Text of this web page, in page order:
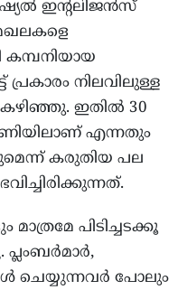
ഇൻ്റലിജൻസ്
കമ്പനിയായ
പ്രകാരം നിലവിലുള്ള
ഇതിൽ 30
എന്നതും
കരുതിയ പല
പിടിച്ചടക്കൂ
പ്ലംബർമാർ,
ചെയ്യുന്നവർ പോലും